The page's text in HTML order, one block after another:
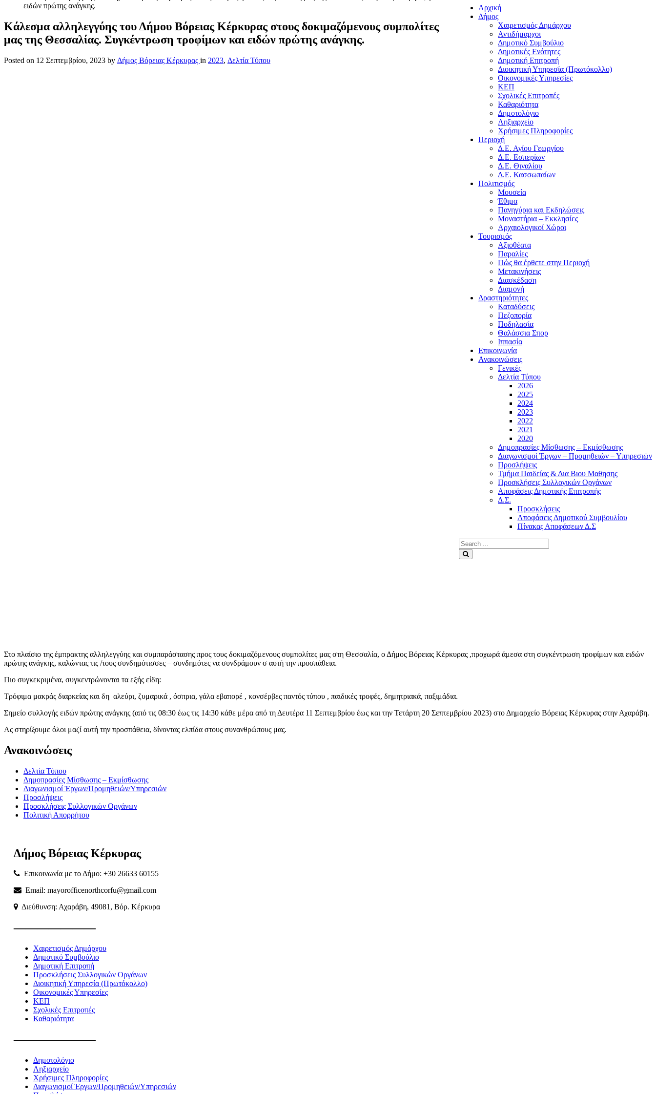
Αρχική
Δήμος
Χαιρετισμός Δημάρχου
Αντιδήμαρχοι
Δημοτικό Συμβούλιο
Δημοτικές Ενότητες
Δημοτική Επιτροπή
Διοικητική Υπηρεσία (Πρωτόκολλο)
Οικονομικές Υπηρεσίες
ΚΕΠ
Σχολικές Επιτροπές
Καθαριότητα
Δημοτολόγιο
Ληξιαρχείο
Χρήσιμες Πληροφορίες
Περιοχή
Δ.Ε. Αγίου Γεωργίου
Δ.Ε. Εσπερίων
Δ.Ε. Θιναλίου
Δ.Ε. Κασσωπαίων
Πολιτισμός
Μουσεία
Έθιμα
Πανηγύρια και Εκδηλώσεις
Μοναστήρια – Εκκλησίες
Αρχαιολογικοί Χώροι
Τουρισμός
Αξιοθέατα
Παραλίες
Πώς θα έρθετε στην Περιοχή
Μετακινήσεις
Διασκέδαση
Διαμονή
Δραστηριότητες
Καταδύσεις
Πεζοπορία
Ποδηλασία
Θαλάσσια Σπορ
Ιππασία
Επικοινωνία
Ανακοινώσεις
Γενικές
Δελτία Τύπου
2026
2025
2024
2023
2022
2021
2020
Δημοπρασίες Μίσθωσης – Εκμίσθωσης
Διαγωνισμοί Έργων – Προμηθειών – Υπηρεσιών
Προσλήψεις
Τμήμα Παιδείας & Δια Βιου Μαθησης
Προσκλήσεις Συλλογικών Οργάνων
Αποφάσεις Δημοτικής Επιτροπής
Δ.Σ.
Προσκλήσεις
Αποφάσεις Δημοτικού Συμβουλίου
Πίνακας Αποφάσεων Δ.Σ
Search
for:
ειδών πρώτης ανάγκης.
Κάλεσμα αλληλεγγύης του Δήμου Βόρειας Κέρκυρας στους δοκιμαζόμενους συμπολίτες
μας της Θεσσαλίας. Συγκέντρωση τροφίμων και ειδών πρώτης ανάγκης.
Posted on 12 Σεπτεμβρίου, 2023 by Δήμος Βόρειας Κέρκυρας in 2023, Δελτία Τύπου
Στο πλαίσιο της έμπρακτης αλληλεγγύης και συμπαράστασης προς τους δοκιμαζόμενους συμπολίτες μας στη Θεσσαλία, ο Δήμος Βόρειας Κέρκυρας ,προχωρά άμεσα στη συγκέντρωση τροφίμων και ειδών
πρώτης ανάγκης, καλώντας τις /τους συνδημότισσες – συνδημότες να συνδράμουν σ αυτή την προσπάθεια.
Πιο συγκεκριμένα, συγκεντρώνονται τα εξής είδη:
Τρόφιμα μακράς διαρκείας και δη αλεύρι, ζυμαρικά , όσπρια, γάλα εβαπορέ , κονσέρβες παντός τύπου , παιδικές τροφές, δημητριακά, παξιμάδια.
Σημείο συλλογής ειδών πρώτης ανάγκης (από τις 08:30 έως τις 14:30 κάθε μέρα από τη Δευτέρα 11 Σεπτεμβρίου έως και την Τετάρτη 20 Σεπτεμβρίου 2023) στο Δημαρχείο Βόρειας Κέρκυρας στην Αχαράβη.
Ας στηρίξουμε όλοι μαζί αυτή την προσπάθεια, δίνοντας ελπίδα στους συνανθρώπους μας.
Ανακοινώσεις
Δελτία Τύπου
Δημοπρασίες Μίσθωσης – Εκμίσθωσης
Διαγωνισμοί Έργων/Προμηθειών/Υπηρεσιών
Προσλήψεις
Προσκλήσεις Συλλογικών Οργάνων
Πολιτική Απορρήτου
Δήμος Βόρειας Κέρκυρας
Επικοινωνία με το Δήμο: +30 26633 60155
Email: mayorofficenorthcorfu@gmail.com
Διεύθυνση: Αχαράβη, 49081, Βόρ. Κέρκυρα
———————
Χαιρετισμός Δημάρχου
Δημοτικό Συμβούλιο
Δημοτική Επιτροπή
Προσκλήσεις Συλλογικών Οργάνων
Διοικητική Υπηρεσία (Πρωτόκολλο)
Οικονομικές Υπηρεσίες
ΚΕΠ
Σχολικές Επιτροπές
Καθαριότητα
———————
Δημοτολόγιο
Ληξιαρχείο
Χρήσιμες Πληροφορίες
Διαγωνισμοί Έργων/Προμηθειών/Υπηρεσιών